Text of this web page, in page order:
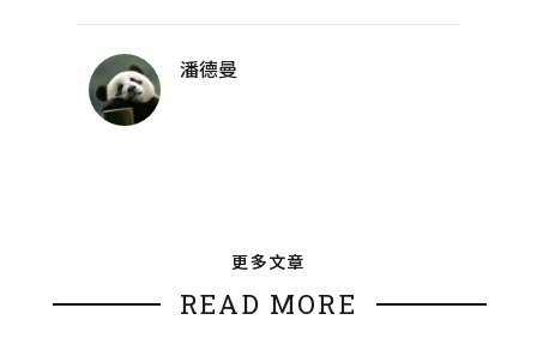
潘德曼
更多文章
READ MORE